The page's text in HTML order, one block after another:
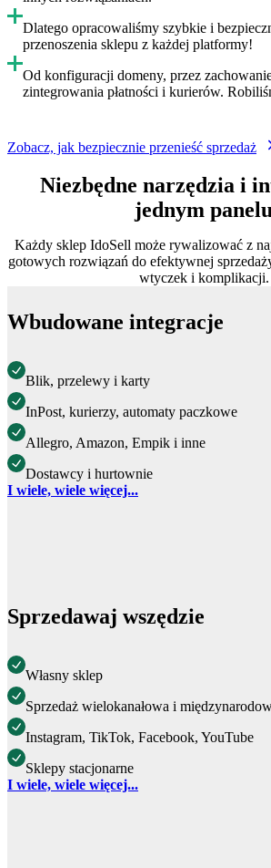
Dlatego opracowaliśmy szybkie i
przenoszenia sklepu z każdej platformy!
Od konfiguracji domeny, przez
zintegrowania płatności i kurierów.
Zobacz, jak bezpiecznie przenieść sprzedaż
Niezbędne narzędzia i
jednym
Każdy sklep IdoSell może rywalizować z
gotowych rozwiązań do efektywnej
wtyczek i komplikacji.
Wbudowane integracje
Blik, przelewy i karty
InPost, kurierzy, automaty paczkowe
Allegro, Amazon, Empik i inne
Dostawcy i hurtownie
I wiele, wiele więcej...
Sprzedawaj wszędzie
Własny sklep
Sprzedaż wielokanałowa i
Instagram, TikTok, Facebook, YouTube
Sklepy stacjonarne
I wiele, wiele więcej...